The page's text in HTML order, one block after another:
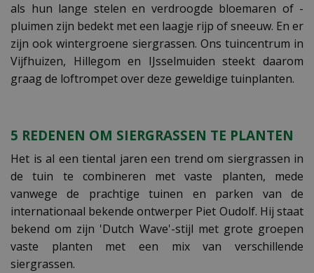
als hun lange stelen en verdroogde bloemaren of -
pluimen zijn bedekt met een laagje rijp of sneeuw. En er
zijn ook wintergroene siergrassen. Ons tuincentrum in
Vijfhuizen, Hillegom en IJsselmuiden steekt daarom
graag de loftrompet over deze geweldige tuinplanten.
5 REDENEN OM SIERGRASSEN TE PLANTEN
Het is al een tiental jaren een trend om siergrassen in
de tuin te combineren met vaste planten, mede
vanwege de prachtige tuinen en parken van de
internationaal bekende ontwerper Piet Oudolf. Hij staat
bekend om zijn 'Dutch Wave'-stijl met grote groepen
vaste planten met een mix van verschillende
siergrassen.